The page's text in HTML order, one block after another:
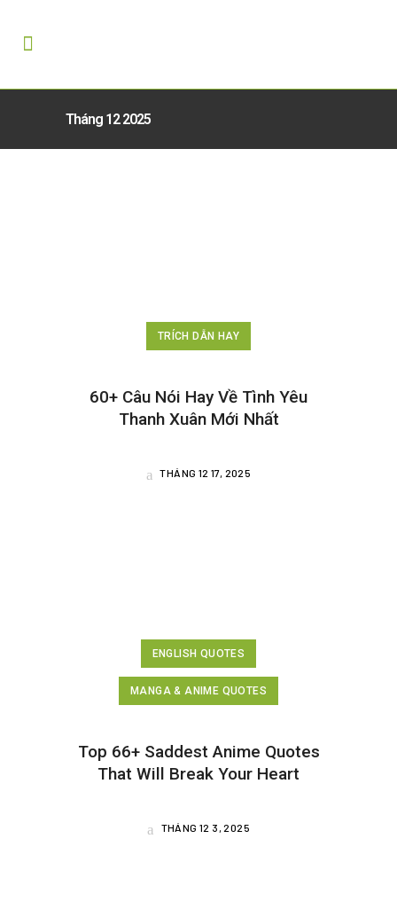
Tháng 12 2025
TRÍCH DẪN HAY
60+ Câu Nói Hay Về Tình Yêu
Thanh Xuân Mới Nhất
THÁNG 12 17, 2025
ENGLISH QUOTES
MANGA & ANIME QUOTES
Top 66+ Saddest Anime Quotes
That Will Break Your Heart
THÁNG 12 3, 2025